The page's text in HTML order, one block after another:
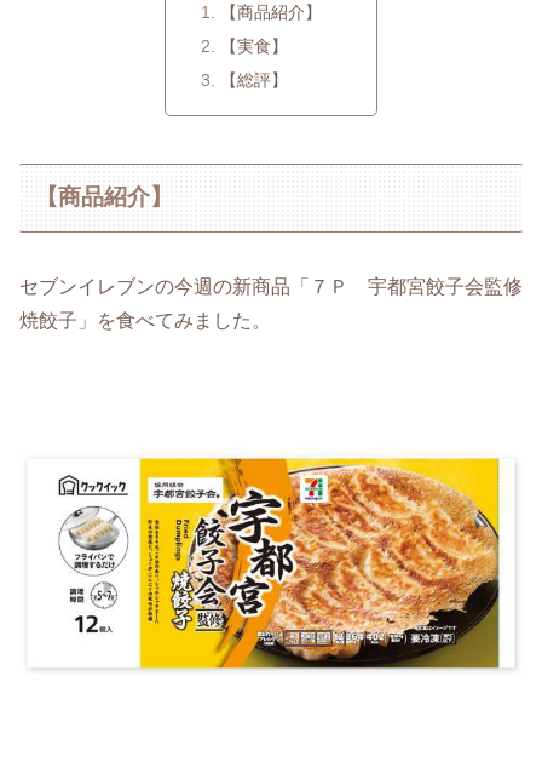
【商品紹介】
【実食】
【総評】
【商品紹介】
セブンイレブンの今週の新商品「７Ｐ 宇都宮餃子会監修
焼餃子」を食べてみました。